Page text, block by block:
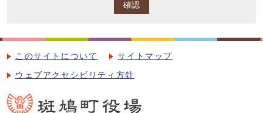
確認
このサイトについて サイトマップ
ウェブアクセシビリティ方針